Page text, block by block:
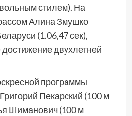
стилем). На
Алина Змушко
(1.06,47 сек),
двухлетней
программы
Пекарский (100 м
Шиманович (100 м